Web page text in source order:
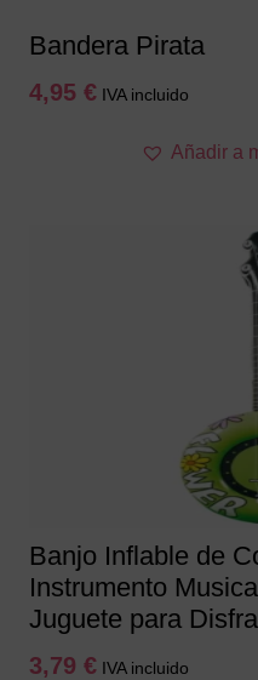
Bandera Pirata
4,95 € IVA incluido
Añadir a
Banjo Inflable de
Instrumento
Juguete para
3,79 € IVA incluido